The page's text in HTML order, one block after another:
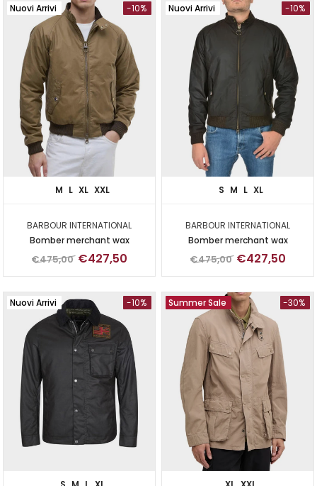
Nuovi Arrivi -10%
M L XL XXL
BARBOUR INTERNATIONAL
Bomber merchant wax
€475,00 €427,50
Nuovi Arrivi -10%
S M L XL
BARBOUR INTERNATIONAL
Bomber merchant wax
€475,00 €427,50
Nuovi Arrivi -10% Summer Sale -30%